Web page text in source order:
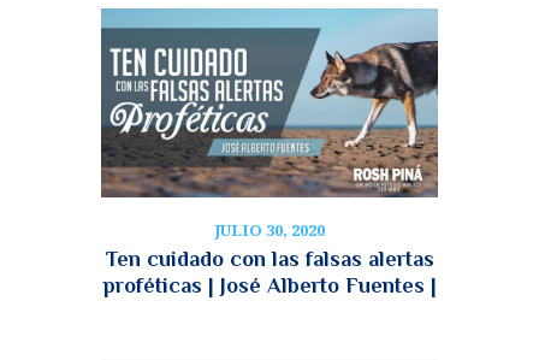
JULIO 30, 2020
Ten cuidado con las falsas alertas
proféticas | José Alberto Fuentes |